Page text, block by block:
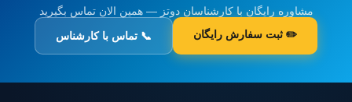
مشاوره رایگان با کارشناسان دوتز — همین الان تماس بگیرید
✏️ ثبت سفارش رایگان 📞 تماس با کارشناس